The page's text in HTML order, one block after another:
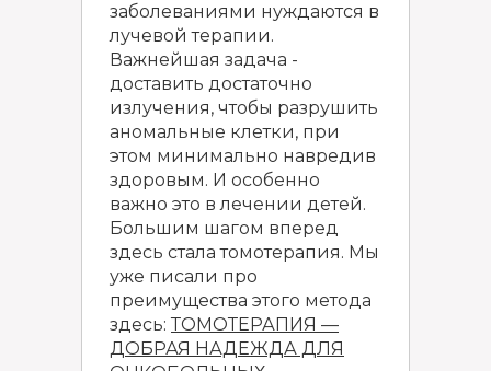
заболеваниями нуждаются в
лучевой терапии.
Важнейшая задача -
доставить достаточно
излучения, чтобы разрушить
аномальные клетки, при
этом минимально навредив
здоровым. И особенно
важно это в лечении детей.
Большим шагом вперед
здесь стала томотерапия. Мы
уже писали про
преимущества этого метода
здесь: ТОМОТЕРАПИЯ —
ДОБРАЯ НАДЕЖДА ДЛЯ